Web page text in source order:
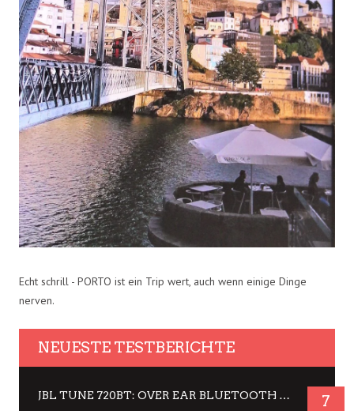
Echt schrill - PORTO ist ein Trip wert, auch wenn einige Dinge
nerven.
NEUESTE TESTBERICHTE
JBL TUNE 720BT: OVER EAR BLUETOOTH KOPFHÖRER UM DIE 50,-€ IM DAUER-TEST 7